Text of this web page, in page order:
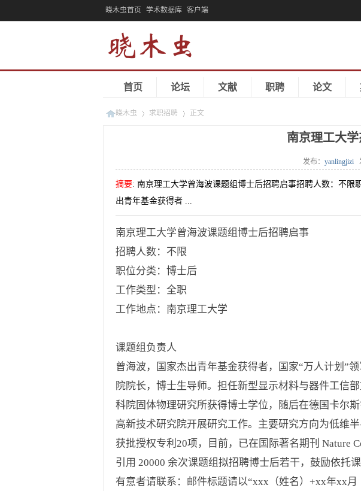
晓木虫首页 学术数据库 客户端
首页 论坛 文献 职聘 论文
晓木虫 求职招聘 正文
南京理工大
发布： yanlingjizi
摘要: 南京理工大学曾海波课题组博士后招聘启事招聘人数：不
出青年基金获得者 ...
南京理工大学曾海波课题组博士后招聘启事
招聘人数：不限
职位分类：博士后
工作类型：全职
工作地点：南京理工大学
课题组负责人
曾海波，国家杰出青年基金获得者，国家“万人计划”
院院长，博士生导师。担任新型显示材料与器件工信
科院固体物理研究所获得博士学位，随后在德国卡尔
高新技术研究院开展研究工作。主要研究方向为低维
获批授权专利20项，目前，已在国际著名期刊 Nature
引用 20000 余次课题组拟招聘博士后若干，鼓励依托
有意者请联系：邮件标题请以“xxx（姓名）+xx年xx